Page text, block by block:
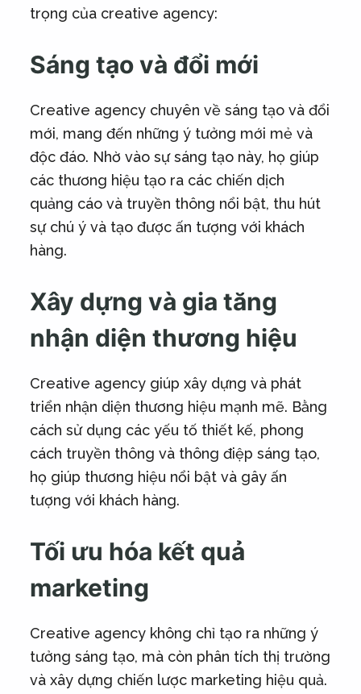
trọng của creative agency:
Sáng tạo và đổi mới
Creative agency chuyên về sáng tạo và đổi
mới, mang đến những ý tưởng mới mẻ và
độc đáo. Nhờ vào sự sáng tạo này, họ giúp
các thương hiệu tạo ra các chiến dịch
quảng cáo và truyền thông nổi bật, thu hút
sự chú ý và tạo được ấn tượng với khách
hàng.
Xây dựng và gia tăng
nhận diện thương hiệu
Creative agency giúp xây dựng và phát
triển nhận diện thương hiệu mạnh mẽ. Bằng
cách sử dụng các yếu tố thiết kế, phong
cách truyền thông và thông điệp sáng tạo,
họ giúp thương hiệu nổi bật và gây ấn
tượng với khách hàng.
Tối ưu hóa kết quả
marketing
Creative agency không chỉ tạo ra những ý
tưởng sáng tạo, mà còn phân tích thị trường
và xây dựng chiến lược marketing hiệu quả.